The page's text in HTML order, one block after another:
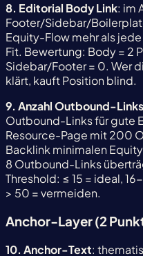
8. Editorial Body Link: im
Footer/Sidebar/
Equity-Flow mehr als
Fit. Bewertung: Body = 2
Sidebar/Footer = 0. Wer
klärt, kauft Position blind.
9. Anzahl Outbound-
Outbound-Links für gute
Resource-Page mit 200
Backlink minimalen
8 Outbound-Links
Threshold: ≤ 15 = ideal,
> 50 = vermeiden.
Anchor-Layer (2
10. Anchor-Text: